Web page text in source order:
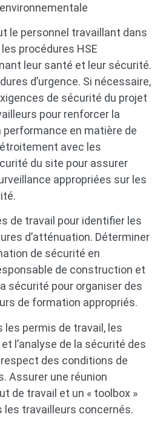
le personnel travaillant dans
procédures HSE
leur santé et leur sécurité.
d’urgence. Si nécessaire,
de sécurité du projet
pour renforcer la
en matière de
avec les
du site pour assurer
appropriées sur les
de travail pour identifier les
d’atténuation. Déterminer
de sécurité en
de construction et
sécurité pour organiser des
de formation appropriés.
les permis de travail, les
l’analyse de la sécurité des
des conditions de
Assurer une réunion
de travail et un « toolbox »
les travailleurs concernés.